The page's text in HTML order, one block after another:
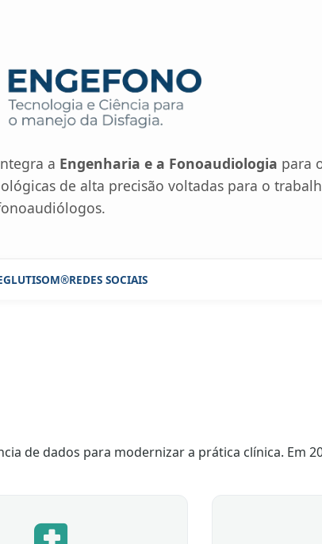
a Engenharia e a Fonoaudiologia para
de alta precisão voltadas para o
REDES SOCIAIS
de dados para modernizar a prática clínica. Em